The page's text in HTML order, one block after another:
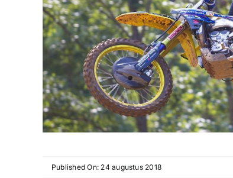
Published On: 24 augustus 2018